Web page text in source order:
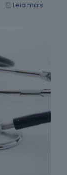
Leia mais